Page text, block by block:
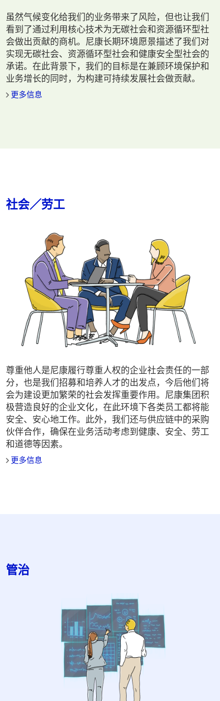
虽然气候变化给我们的业务带来了风险，但也让我们
看到了通过利用核心技术为无碳社会和资源循环型社
会做出贡献的商机。尼康长期环境愿景描述了我们对
实现无碳社会、资源循环型社会和健康安全型社会的
承诺。在此背景下，我们的目标是在兼顾环境保护和
业务增长的同时，为构建可持续发展社会做贡献。
更多信息
社会／劳工
尊重他人是尼康履行尊重人权的企业社会责任的一部
分，也是我们招募和培养人才的出发点，今后他们将
会为建设更加繁荣的社会发挥重要作用。尼康集团积
极营造良好的企业文化，在此环境下各类员工都将能
安全、安心地工作。此外，我们还与供应链中的采购
伙伴合作，确保在业务活动考虑到健康、安全、劳工
和道德等因素。
更多信息
管治